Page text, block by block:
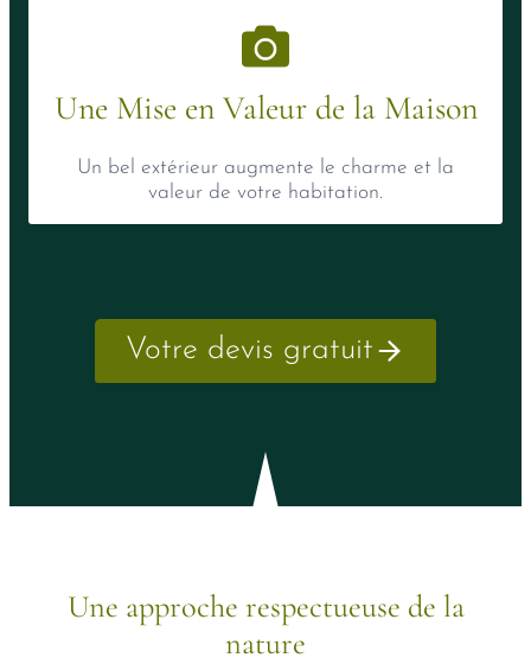
Une Mise en Valeur de la Maison
Un bel extérieur augmente le charme et la
valeur de votre habitation.
Votre devis gratuit
Une approche respectueuse de la
nature